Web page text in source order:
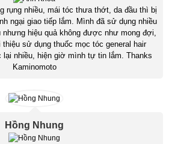
rụng nhiều, mái tóc thưa thớt, da đầu thì bị
ngại giao tiếp lắm. Mình đã sử dụng nhiều
nhưng hiệu quả không được như mong đợi,
sử dụng thuốc mọc tóc general hair
lại nhiều, hiện giờ mình tự tin lắm. Thanks
Kaminomoto
Hồng Nhung